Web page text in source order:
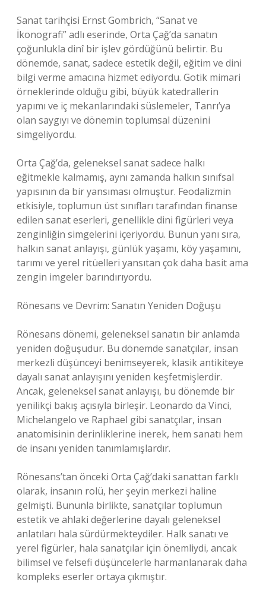
Sanat tarihçisi Ernst Gombrich, “Sanat ve
İkonografi” adlı eserinde, Orta Çağ’da sanatın
çoğunlukla dinî bir işlev gördüğünü belirtir. Bu
dönemde, sanat, sadece estetik değil, eğitim ve dini
bilgi verme amacına hizmet ediyordu. Gotik mimari
örneklerinde olduğu gibi, büyük katedrallerin
yapımı ve iç mekanlarındaki süslemeler, Tanrı’ya
olan saygıyı ve dönemin toplumsal düzenini
simgeliyordu.
Orta Çağ’da, geleneksel sanat sadece halkı
eğitmekle kalmamış, aynı zamanda halkın sınıfsal
yapısının da bir yansıması olmuştur. Feodalizmin
etkisiyle, toplumun üst sınıfları tarafından finanse
edilen sanat eserleri, genellikle dini figürleri veya
zenginliğin simgelerini içeriyordu. Bunun yanı sıra,
halkın sanat anlayışı, günlük yaşamı, köy yaşamını,
tarımı ve yerel ritüelleri yansıtan çok daha basit ama
zengin imgeler barındırıyordu.
Rönesans ve Devrim: Sanatın Yeniden Doğuşu
Rönesans dönemi, geleneksel sanatın bir anlamda
yeniden doğuşudur. Bu dönemde sanatçılar, insan
merkezli düşünceyi benimseyerek, klasik antikiteye
dayalı sanat anlayışını yeniden keşfetmişlerdir.
Ancak, geleneksel sanat anlayışı, bu dönemde bir
yenilikçi bakış açısıyla birleşir. Leonardo da Vinci,
Michelangelo ve Raphael gibi sanatçılar, insan
anatomisinin derinliklerine inerek, hem sanatı hem
de insanı yeniden tanımlamışlardır.
Rönesans’tan önceki Orta Çağ’daki sanattan farklı
olarak, insanın rolü, her şeyin merkezi haline
gelmişti. Bununla birlikte, sanatçılar toplumun
estetik ve ahlaki değerlerine dayalı geleneksel
anlatıları hala sürdürmekteydiler. Halk sanatı ve
yerel figürler, hala sanatçılar için önemliydi, ancak
bilimsel ve felsefi düşüncelerle harmanlanarak daha
kompleks eserler ortaya çıkmıştır.